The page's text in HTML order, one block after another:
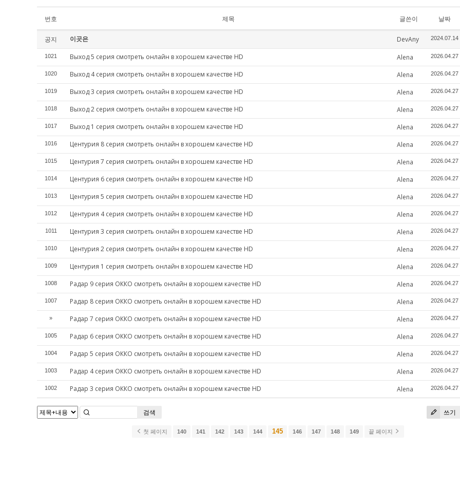
번호 제목 글쓴이 날짜
공지 이곳은 DevAny 2024.07.14
1021 Выход 5 серия смотреть онлайн в хорошем качестве HD Alena 2026.04.27
1020 Выход 4 серия смотреть онлайн в хорошем качестве HD Alena 2026.04.27
1019 Выход 3 серия смотреть онлайн в хорошем качестве HD Alena 2026.04.27
1018 Выход 2 серия смотреть онлайн в хорошем качестве HD Alena 2026.04.27
1017 Выход 1 серия смотреть онлайн в хорошем качестве HD Alena 2026.04.27
1016 Центурия 8 серия смотреть онлайн в хорошем качестве HD Alena 2026.04.27
1015 Центурия 7 серия смотреть онлайн в хорошем качестве HD Alena 2026.04.27
1014 Центурия 6 серия смотреть онлайн в хорошем качестве HD Alena 2026.04.27
1013 Центурия 5 серия смотреть онлайн в хорошем качестве HD Alena 2026.04.27
1012 Центурия 4 серия смотреть онлайн в хорошем качестве HD Alena 2026.04.27
1011 Центурия 3 серия смотреть онлайн в хорошем качестве HD Alena 2026.04.27
1010 Центурия 2 серия смотреть онлайн в хорошем качестве HD Alena 2026.04.27
1009 Центурия 1 серия смотреть онлайн в хорошем качестве HD Alena 2026.04.27
1008 Радар 9 серия ОККО смотреть онлайн в хорошем качестве HD Alena 2026.04.27
1007 Радар 8 серия ОККО смотреть онлайн в хорошем качестве HD Alena 2026.04.27
» Радар 7 серия ОККО смотреть онлайн в хорошем качестве HD Alena 2026.04.27
1005 Радар 6 серия ОККО смотреть онлайн в хорошем качестве HD Alena 2026.04.27
1004 Радар 5 серия ОККО смотреть онлайн в хорошем качестве HD Alena 2026.04.27
1003 Радар 4 серия ОККО смотреть онлайн в хорошем качестве HD Alena 2026.04.27
1002 Радар 3 серия ОККО смотреть онлайн в хорошем качестве HD Alena 2026.04.27
쓰기
검색
첫 페이지 140 141 142 143 144 145 146 147 148 149 끝 페이지